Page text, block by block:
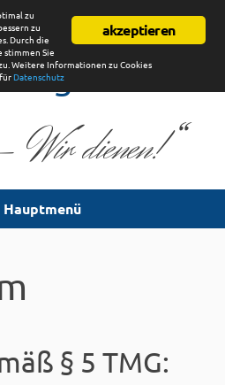
Club
Wir dienen!“
Hauptmenü
§ 5 TMG:
akzeptieren
zu
zu
Durch die
Sie
Weitere Informationen zu Cookies
Datenschutz